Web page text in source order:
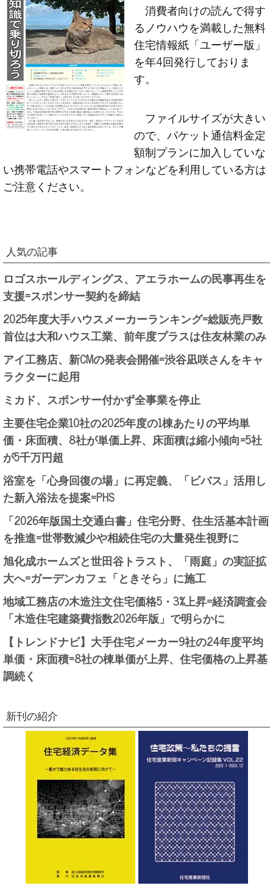
消費者向けの読んで得す
るノウハウを満載した無料
住宅情報紙「ユーザー版」
を年4回発行しておりま
す。
ファイルサイズが大きい
ので、パケット通信料金定
額制プランに加入していな
い携帯電話やスマートフォンなどを利用している方は
ご注意ください。
人気の記事
ロゴスホールディングス、アエラホームの民事再生を
支援=スポンサー契約を締結
2025年度大手ハウスメーカーランキング=総販売戸数
首位は大和ハウス工業、前年度プラスは住友林業のみ
アイ工務店、新CMの発表会開催=渋谷凪咲さんをキャ
ラクターに起用
ミカド、スポンサー付かず全事業を停止
主要住宅企業10社の2025年度の1棟あたりの平均単
価・床面積、8社が単価上昇、床面積は縮小傾向=5社
が5千万円超
浴室を「心身回復の場」に再定義、「ビバス」活用し
た新入浴法を提案=PHS
「2026年版国土交通白書」住宅分野、住生活基本計画
を推進=世帯数減少や相続住宅の大量発生視野に
旭化成ホームズと世田谷トラスト、「雨庭」の実証拡
大へ=ガーデンカフェ「ときそら」に施工
地域工務店の木造注文住宅価格5・3%上昇=経済調査会
「木造住宅建築費指数2026年版」で明らかに
【トレンドナビ】大手住宅メーカー9社の24年度平均
単価・床面積=8社の棟単価が上昇、住宅価格の上昇基
調続く
新刊の紹介